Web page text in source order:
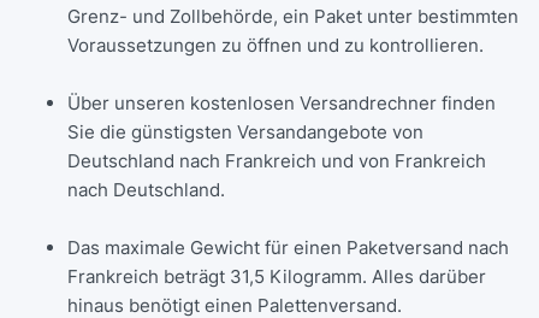
Grenz- und Zollbehörde, ein Paket unter bestimmten
Voraussetzungen zu öffnen und zu kontrollieren.
Über unseren kostenlosen Versandrechner finden
Sie die günstigsten Versandangebote von
Deutschland nach Frankreich und von Frankreich
nach Deutschland.
Das maximale Gewicht für einen Paketversand nach
Frankreich beträgt 31,5 Kilogramm. Alles darüber
hinaus benötigt einen Palettenversand.